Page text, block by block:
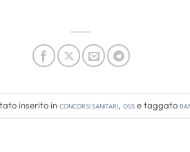
inserito inConcorsi Sanitari, OSSe taggato